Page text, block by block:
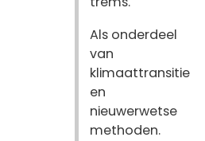
Als onderdeel
van
klimaattransitie
en
nieuwerwetse
methoden.